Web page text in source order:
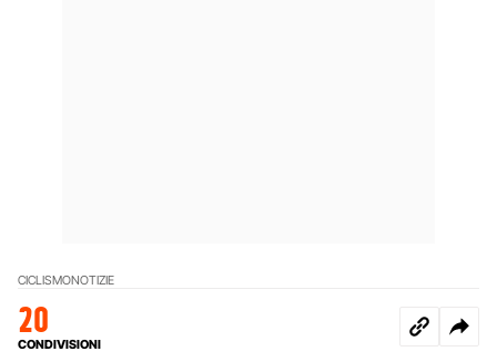
CICLISMONOTIZIE
20
CONDIVISIONI